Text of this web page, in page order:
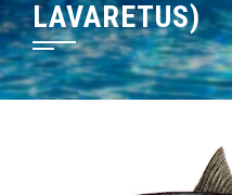
LAVARETUS)